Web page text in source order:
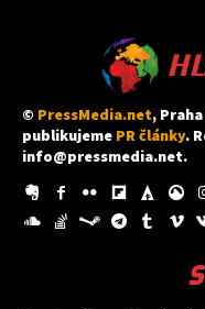
© PressMedia.net,
publikujeme PR články.
info@pressmedia.net.